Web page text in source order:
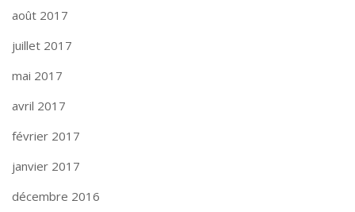
août 2017
juillet 2017
mai 2017
avril 2017
février 2017
janvier 2017
décembre 2016